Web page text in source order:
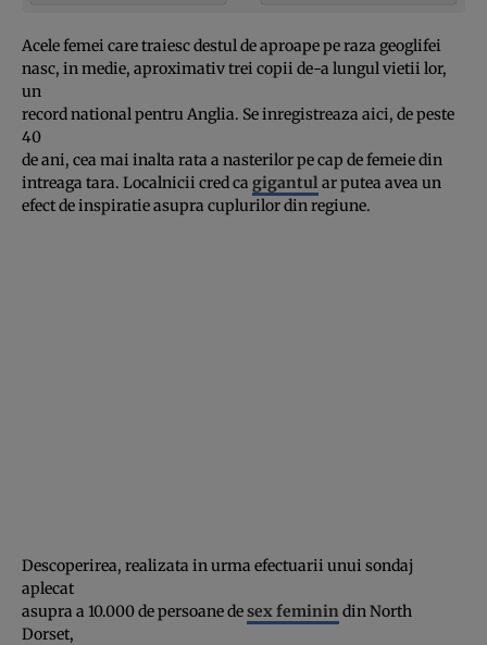
Acele femei care traiesc destul de aproape pe raza geoglifei
nasc, in medie, aproximativ trei copii de-a lungul vietii lor,
un
record national pentru Anglia. Se inregistreaza aici, de peste
40
de ani, cea mai inalta rata a nasterilor pe cap de femeie din
intreaga tara. Localnicii cred ca gigantular putea avea un
efect de inspiratie asupra cuplurilor din regiune.
Descoperirea, realizata in urma efectuarii unui sondaj
aplecat
asupra a 10.000 de persoane desex feminindin North
Dorset,